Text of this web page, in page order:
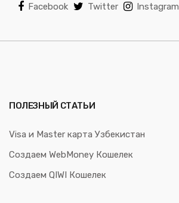
Facebook Twitter Instagram
ПОЛЕЗНЫЙ СТАТЬИ
Visa и Master карта Узбекистан
Создаем WebMoney Кошелек
Создаем QIWI Кошелек